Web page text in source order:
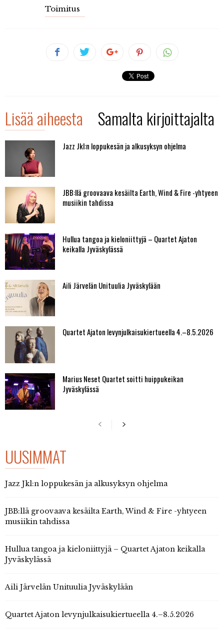
Toimitus
Lisää aiheesta Samalta kirjoittajalta
Jazz Jkl:n loppukesän ja alkusyksyn ohjelma
JBB:llä groovaava kesäilta Earth, Wind & Fire -yhtyeen
musiikin tahdissa
Hullua tangoa ja kieloniittyjä – Quartet Ajaton
keikalla Jyväskylässä
Aili Järvelän Unituulia Jyväskylään
Quartet Ajaton levynjulkaisukiertueella 4.–8.5.2026
Marius Neset Quartet soitti huippukeikan
Jyväskylässä
UUSIMMAT
Jazz Jkl:n loppukesän ja alkusyksyn ohjelma
JBB:llä groovaava kesäilta Earth, Wind & Fire -yhtyeen
musiikin tahdissa
Hullua tangoa ja kieloniittyjä – Quartet Ajaton keikalla
Jyväskylässä
Aili Järvelän Unituulia Jyväskylään
Quartet Ajaton levynjulkaisukiertueella 4.–8.5.2026